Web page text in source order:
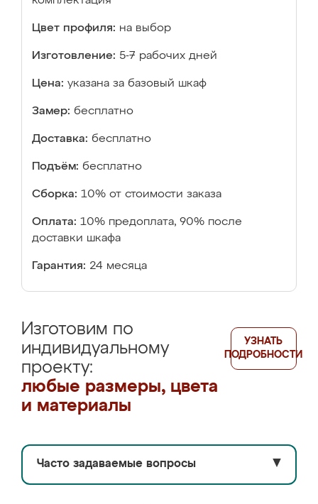
Цвет профиля: на выбор
Изготовление: 5-7 рабочих дней
Цена: указана за базовый шкаф
Замер: бесплатно
Доставка: бесплатно
Подъём: бесплатно
Сборка: 10% от стоимости заказа
Оплата: 10% предоплата, 90% после
доставки шкафа
Гарантия: 24 месяца
Изготовим по
индивидуальному
проекту:
любые размеры, цвета
и материалы
УЗНАТЬ
ПОДРОБНОСТИ
Часто задаваемые вопросы ▼